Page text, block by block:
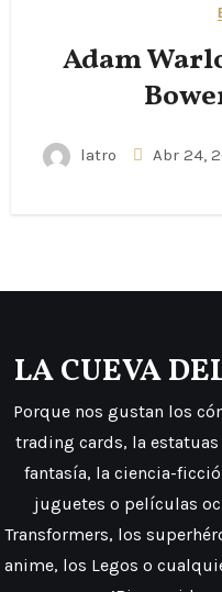
Adam
latro Abr 24,
LA CUEVA
Porque nos gustan los
trading cards, la
fantasía, la ciencia-
juguetes o películas
Transformers, los
anime, los Legos o